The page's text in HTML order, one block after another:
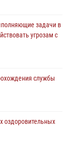
задачи в
угрозам с
службы
оздоровительных